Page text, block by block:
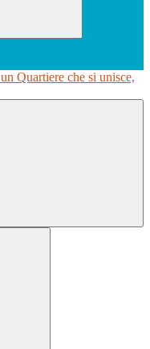
un Quartiere che si unisce,